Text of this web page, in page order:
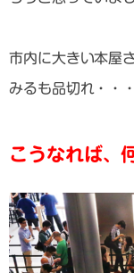
市内に大きい本屋
みるも品切れ・・・
こうなれば、